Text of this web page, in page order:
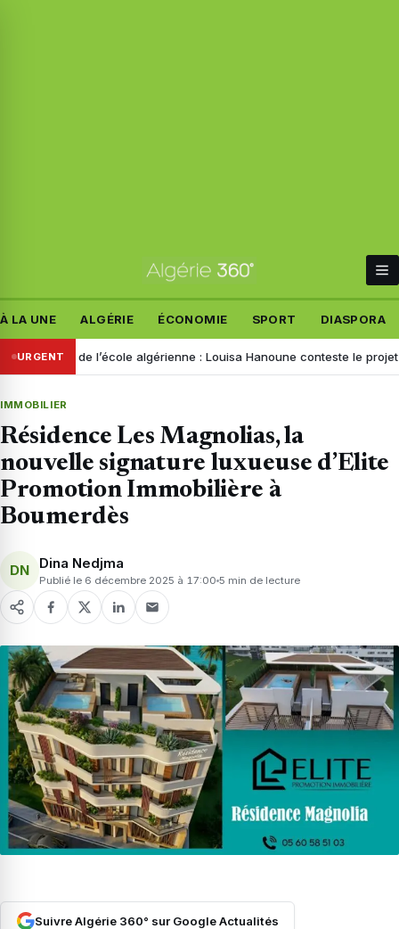
À LA UNE ALGÉRIE ÉCONOMIE SPORT DIASPORA
URGENT
l’école algérienne : Louisa Hanoune conteste le projet et appelle
IMMOBILIER
Résidence Les Magnolias, la
nouvelle signature luxueuse d’Elite
Promotion Immobilière à
Boumerdès
DN Dina Nedjma
Publié le 6 décembre 2025 à 17:00 5 min de lecture
Suivre Algérie 360° sur Google Actualités